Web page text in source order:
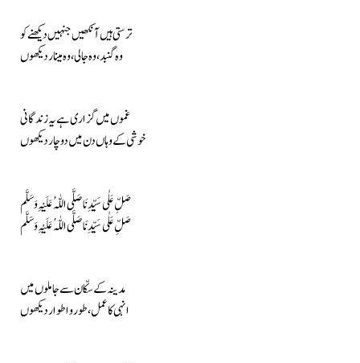
ترستی ہیں آنکھیں جنہیں دیکھنے کو
وہ گنبد، وہ جالی، وہ مینار دیکھوں
غموں میں گزاری ہے یہ زندگانی
خوشی کے وہاں دن میں دو چار دیکھوں
صَلِّ عَلٰی سَیِّدِنَا صَلَّی اللّٰہُ عَلَیْہِ وَسَلَّم
صَلِّ عَلٰی سَیِّدِنَا صَلَّی اللّٰہُ عَلَیْہِ وَسَلَّم
مدینہ کے سکّان سے جا ملوں میں
انہی کا عمل، طور و اطوار دیکھوں